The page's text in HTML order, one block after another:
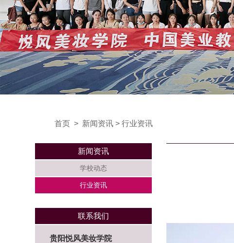
首页 > 新闻资讯 > 行业资讯
新闻资讯
学校动态
行业资讯
联系我们
贵阳悦风美妆学院